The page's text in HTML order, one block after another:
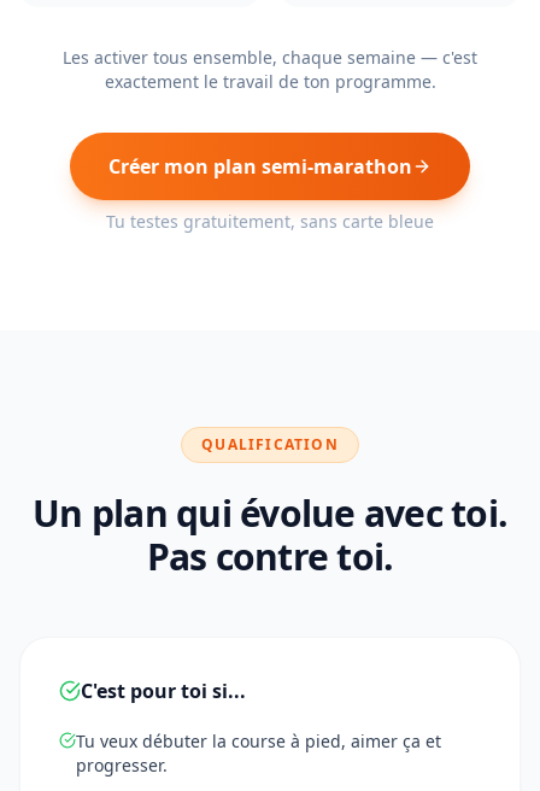
Les activer tous ensemble, chaque semaine — c'est
exactement le travail de ton programme.
Créer mon plan semi-marathon
Tu testes gratuitement, sans carte bleue
QUALIFICATION
Un plan qui évolue avec toi.
Pas contre toi.
C'est pour toi si...
Tu veux débuter la course à pied, aimer ça et
progresser.